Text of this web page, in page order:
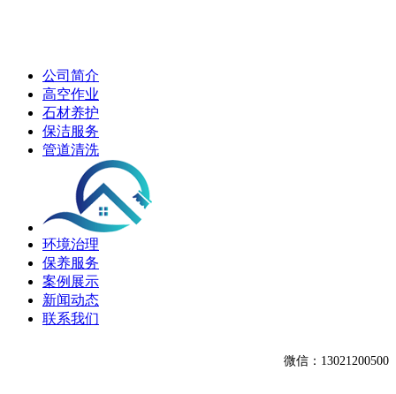
公司简介
高空作业
石材养护
保洁服务
管道清洗
环境治理
保养服务
案例展示
新闻动态
联系我们
微信：13021200500